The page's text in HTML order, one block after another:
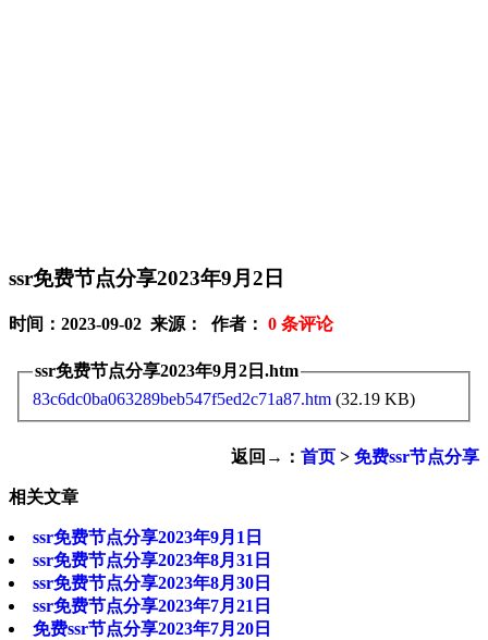
ssr免费节点分享2023年9月2日
时间：2023-09-02 来源： 作者： 0 条评论
ssr免费节点分享2023年9月2日.htm
83c6dc0ba063289beb547f5ed2c71a87.htm (32.19 KB)
返回→： 首页 > 免费ssr节点分享
相关文章
ssr免费节点分享2023年9月1日
ssr免费节点分享2023年8月31日
ssr免费节点分享2023年8月30日
ssr免费节点分享2023年7月21日
免费ssr节点分享2023年7月20日